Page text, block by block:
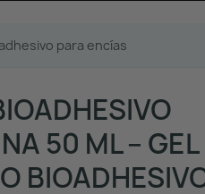
para encías
50 ML –